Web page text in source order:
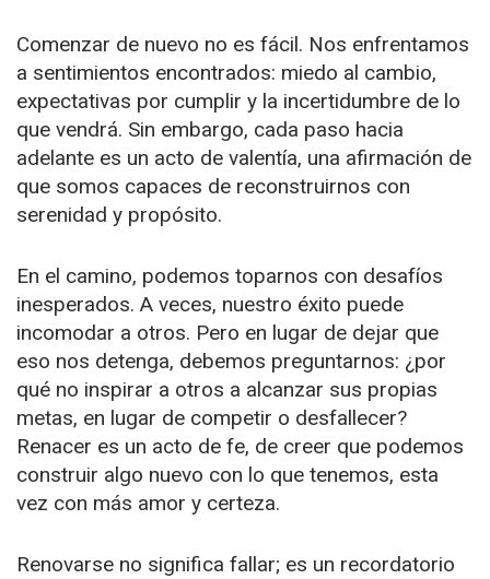
Comenzar de nuevo no es fácil. Nos enfrentamos
a sentimientos encontrados: miedo al cambio,
expectativas por cumplir y la incertidumbre de lo
que vendrá. Sin embargo, cada paso hacia
adelante es un acto de valentía, una afirmación de
que somos capaces de reconstruirnos con
serenidad y propósito.
En el camino, podemos toparnos con desafíos
inesperados. A veces, nuestro éxito puede
incomodar a otros. Pero en lugar de dejar que
eso nos detenga, debemos preguntarnos: ¿por
qué no inspirar a otros a alcanzar sus propias
metas, en lugar de competir o desfallecer?
Renacer es un acto de fe, de creer que podemos
construir algo nuevo con lo que tenemos, esta
vez con más amor y certeza.
Renovarse no significa fallar; es un recordatorio